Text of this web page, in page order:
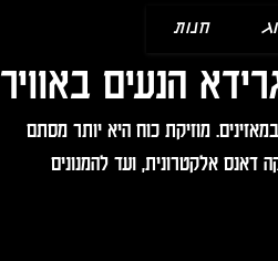
חנות
הנעים באוויר
מוזיקת כוח היא יותר מסתם
אלקטרונית, ועד להמנונים